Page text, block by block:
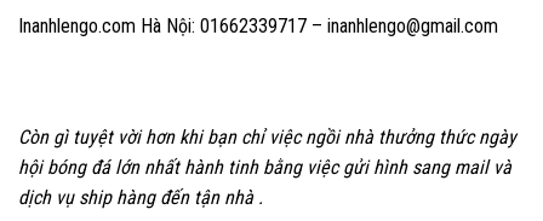
Inanhlengo.com Hà Nội: 01662339717 – inanhlengo@gmail.com
Còn gì tuyệt vời hơn khi bạn chỉ việc ngồi nhà thưởng thức ngày
hội bóng đá lớn nhất hành tinh bằng việc gửi hình sang mail và
dịch vụ ship hàng đến tận nhà .